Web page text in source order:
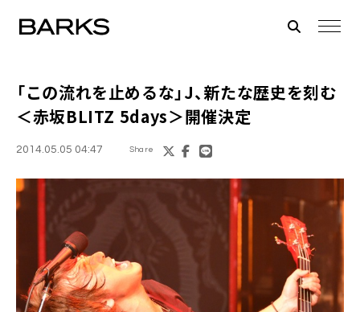
「この流れを止めるな」J、新たな歴史を刻む
＜赤坂BLITZ 5days＞開催決定
2014.05.05 04:47 Share